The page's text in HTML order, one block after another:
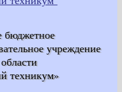
бюджетное
учреждение
техникум»